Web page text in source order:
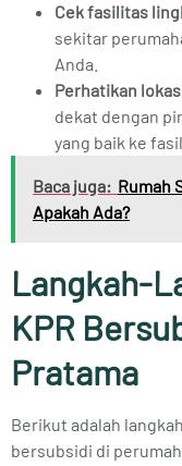
Cek fasilitas
sekitar
Anda.
Perhatikan
dekat dengan
yang baik ke
Baca juga: Rumah
Apakah Ada?
Langkah-
KPR
Pratama
Berikut adalah
bersubsidi di